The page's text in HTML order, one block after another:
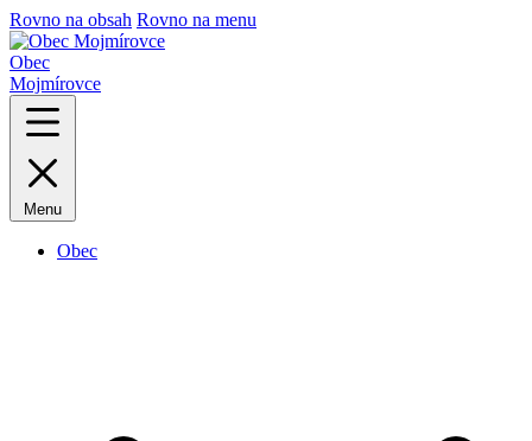
Rovno na obsah Rovno na menu
Obec
Mojmírovce
Menu
Obec